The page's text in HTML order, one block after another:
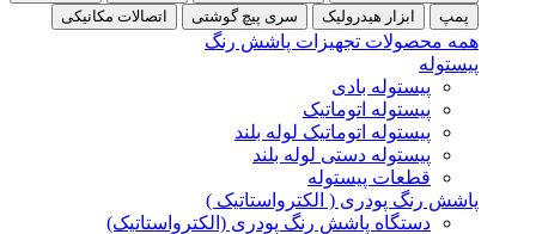
پمپ
ابزار هیدرولیک سری پیچ گوشتی اتصالات مکانیکی
همه محصولات تجهیزات پاشش رنگ
پیستوله
پیستوله بادی
پیستوله اتوماتیک
پیستوله اتوماتیک لوله بلند
پیستوله دستی لوله بلند
قطعات پیستوله
پاشش رنگ پودری ( الکترواستاتیک )
دستگاه پاشش رنگ پودری (الکترواستاتیک)